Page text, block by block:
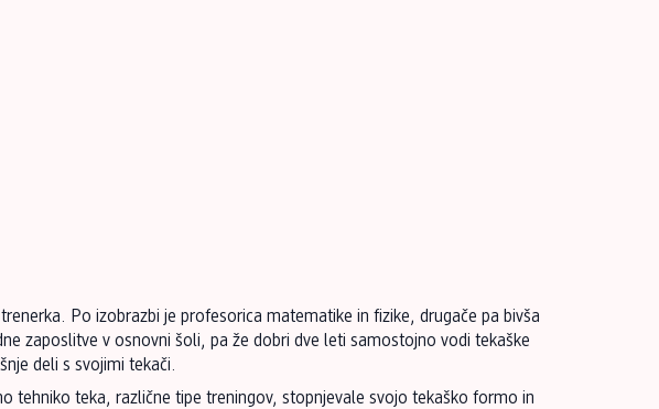
Po izobrazbi je profesorica matematike in fizike, drugače pa bivša
zaposlitve v osnovni šoli, pa že dobri dve leti samostojno vodi tekaške
deli s svojimi tekači.
tehniko teka, različne tipe treningov, stopnjevale svojo tekaško formo in